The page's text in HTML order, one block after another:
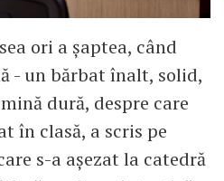
ori a șaptea, când
- un bărbat înalt, solid,
dură, despre care
în clasă, a scris pe
s-a așezat la catedră